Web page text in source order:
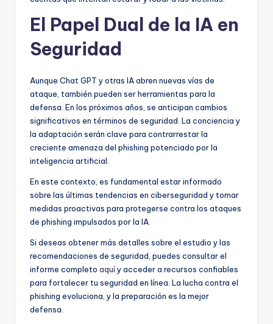
El Papel Dual de la IA en
Seguridad
Aunque Chat GPT y otras IA abren nuevas vías de
ataque, también pueden ser herramientas para la
defensa. En los próximos años, se anticipan cambios
significativos en términos de seguridad. La conciencia y
la adaptación serán clave para contrarrestar la
creciente amenaza del phishing potenciado por la
inteligencia artificial.
En este contexto, es fundamental estar informado
sobre las últimas tendencias en ciberseguridad y tomar
medidas proactivas para protegerse contra los ataques
de phishing impulsados por la IA.
Si deseas obtener más detalles sobre el estudio y las
recomendaciones de seguridad, puedes consultar el
informe completo aquíy acceder a recursos confiables
para fortalecer tu seguridad en línea. La lucha contra el
phishing evoluciona, y la preparación es la mejor
defensa.